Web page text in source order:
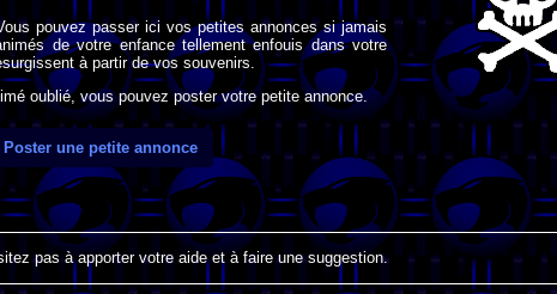
pouvez passer ici vos petites annonces si jamais
de votre enfance tellement enfouis dans votre
à partir de vos souvenirs.
oublié, vous pouvez poster votre petite annonce.
Poster une petite annonce
pas à apporter votre aide et à faire une suggestion.